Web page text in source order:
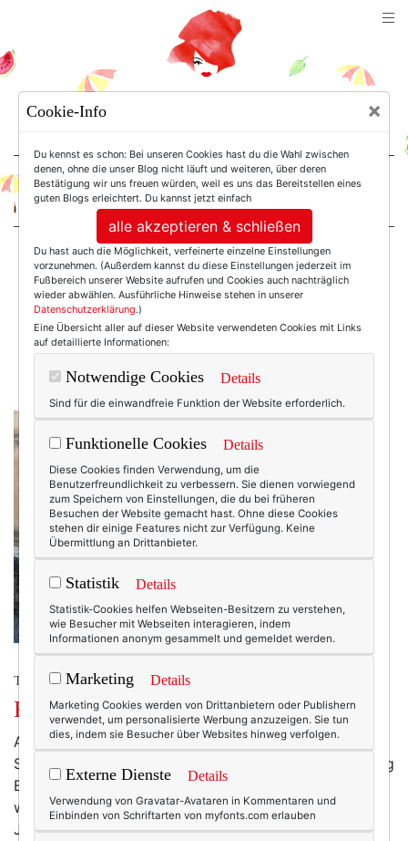
For Women. Not Girls.
Einträge mit dem
Tag: Südfrankreich
TEXTERELLA IN DER PROVENCE
Blaue Stunde in der Provence
Als wir am Samstag vor einer Woche gen
Südfrankreich starteten, hatte ich tatsächlich ein wenig
Bammel. Die lange Strecke (über 1.000 Kilometer, die
wir in einem Rutsch durchfahren wollten!) in einem 10
Jahre alten Auto (bei dem erst kürzlich die
Cookie-Info ×
Du kennst es schon: Bei unseren Cookies hast du die Wahl zwischen
denen, ohne die unser Blog nicht läuft und weiteren, über deren
Bestätigung wir uns freuen würden, weil es uns das Bereitstellen eines
guten Blogs erleichtert. Du kannst jetzt einfach
alle akzeptieren & schließen
Du hast auch die Möglichkeit, verfeinerte einzelne Einstellungen
vorzunehmen. (Außerdem kannst du diese Einstellungen jederzeit im
Fußbereich unserer Website aufrufen und Cookies auch nachträglich
wieder abwählen. Ausführliche Hinweise stehen in unserer
Datenschutzerklärung.)
Eine Übersicht aller auf dieser Website verwendeten Cookies mit Links
auf detaillierte Informationen:
Notwendige Cookies Details
Sind für die einwandfreie Funktion der Website erforderlich.
Funktionelle Cookies Details
Diese Cookies finden Verwendung, um die
Benutzerfreundlichkeit zu verbessern. Sie dienen vorwiegend
zum Speichern von Einstellungen, die du bei früheren
Besuchen der Website gemacht hast. Ohne diese Cookies
stehen dir einige Features nicht zur Verfügung. Keine
Übermittlung an Drittanbieter.
Statistik Details
Statistik-Cookies helfen Webseiten-Besitzern zu verstehen,
wie Besucher mit Webseiten interagieren, indem
Informationen anonym gesammelt und gemeldet werden.
Marketing Details
Marketing Cookies werden von Drittanbietern oder Publishern
verwendet, um personalisierte Werbung anzuzeigen. Sie tun
dies, indem sie Besucher über Websites hinweg verfolgen.
Externe Dienste Details
Verwendung von Gravatar-Avataren in Kommentaren und
Einbinden von Schriftarten von myfonts.com erlauben